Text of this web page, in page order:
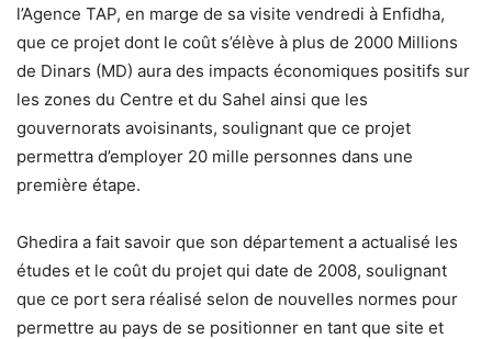
l’Agence TAP, en marge de sa visite vendredi à Enfidha,
que ce projet dont le coût s’élève à plus de 2000 Millions
de Dinars (MD) aura des impacts économiques positifs sur
les zones du Centre et du Sahel ainsi que les
gouvernorats avoisinants, soulignant que ce projet
permettra d’employer 20 mille personnes dans une
première étape.
Ghedira a fait savoir que son département a actualisé les
études et le coût du projet qui date de 2008, soulignant
que ce port sera réalisé selon de nouvelles normes pour
permettre au pays de se positionner en tant que site et